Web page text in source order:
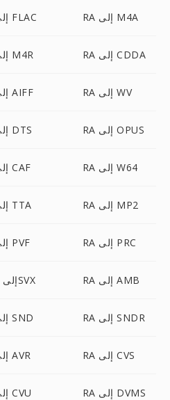
RA إلى FLAC RA إلى M4A
RA إلى M4R RA إلى CDDA
RA إلى AIFF RA إلى WV
RA إلى DTS RA إلى OPUS
RA إلى CAF RA إلى W64
RA إلى TTA RA إلى MP2
RA إلى PVF RA إلى PRC
RA إلى 8SVX RA إلى AMB
RA إلى SND RA إلى SNDR
RA إلى AVR RA إلى CVS
RA إلى CVU RA إلى DVMS